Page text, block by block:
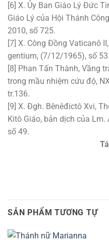
[6] X. Ủy Ban Giáo Lý Đức
Giáo Lý của Hội Thánh
2010, số 725.
[7] X. Công Đồng Vaticanô
gentium, (7/12/1965), số 53.
[8] Phan Tấn Thành, Vầng
trong mầu nhiệm cứu độ,
tr.136.
[9] X. Đgh. Bênêđictô Xvi,
Kitô Giáo, bản dịch của
số 49.
SẢN PHẨM TƯƠNG TỰ